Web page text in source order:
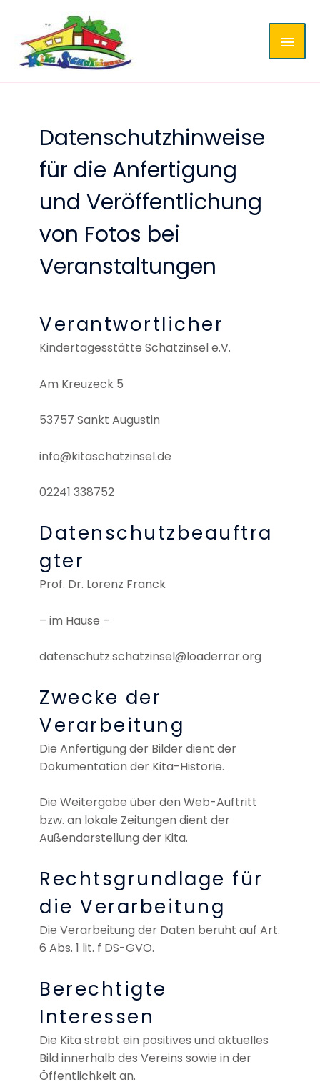
springen
Datenschutzhinweise
für die Anfertigung
und Veröffentlichung
von Fotos bei
Veranstaltungen
Verantwortlicher
Kindertagesstätte Schatzinsel e.V.
Am Kreuzeck 5
53757 Sankt Augustin
info@kitaschatzinsel.de
02241 338752
Datenschutzbeauftra
gter
Prof. Dr. Lorenz Franck
– im Hause –
datenschutz.schatzinsel@loaderror.org
Zwecke der
Verarbeitung
Die Anfertigung der Bilder dient der
Dokumentation der Kita-Historie.
Die Weitergabe über den Web-Auftritt
bzw. an lokale Zeitungen dient der
Außendarstellung der Kita.
Rechtsgrundlage für
die Verarbeitung
Die Verarbeitung der Daten beruht auf Art.
6 Abs. 1 lit. f DS-GVO.
Berechtigte
Interessen
Die Kita strebt ein positives und aktuelles
Bild innerhalb des Vereins sowie in der
Öffentlichkeit an.